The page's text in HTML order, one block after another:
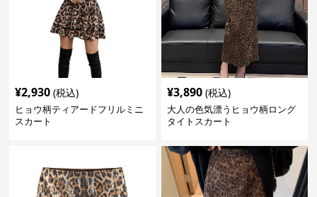
¥2,930 (税込)
ヒョウ柄ティアードフリルミニ
スカート
¥3,890 (税込)
大人の色気漂うヒョウ柄ロング
タイトスカート